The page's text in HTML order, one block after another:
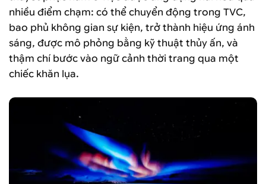
nhiều điểm chạm: có thể chuyển động trong TVC,
bao phủ không gian sự kiện, trở thành hiệu ứng ánh
sáng, được mô phỏng bằng kỹ thuật thủy ấn, và
thậm chí bước vào ngữ cảnh thời trang qua một
chiếc khăn lụa.